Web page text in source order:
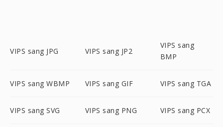
VIPS sang JPG VIPS sang JP2
VIPS sang
BMP
VIPS sang WBMP VIPS sang GIF VIPS sang TGA
VIPS sang SVG VIPS sang PNG VIPS sang PCX